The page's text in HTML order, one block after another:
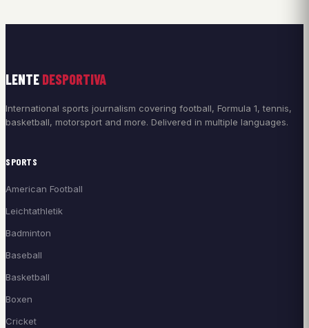
LENTE DESPORTIVA
International sports journalism covering football, Formula 1, tennis,
basketball, motorsport and more. Delivered in multiple languages.
SPORTS
American Football
Leichtathletik
Badminton
Baseball
Basketball
Boxen
Cricket